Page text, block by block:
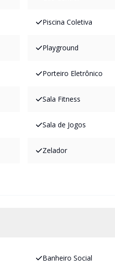
Piscina Coletiva
Playground
Porteiro Eletrônico
Sala Fitness
Sala de Jogos
Zelador
Banheiro Social